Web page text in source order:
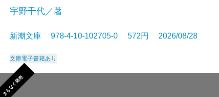
宇野千代／著
新潮文庫 978-4-10-102705-0 572円 2026/08/28
文庫電子書籍あり
まもなく発売